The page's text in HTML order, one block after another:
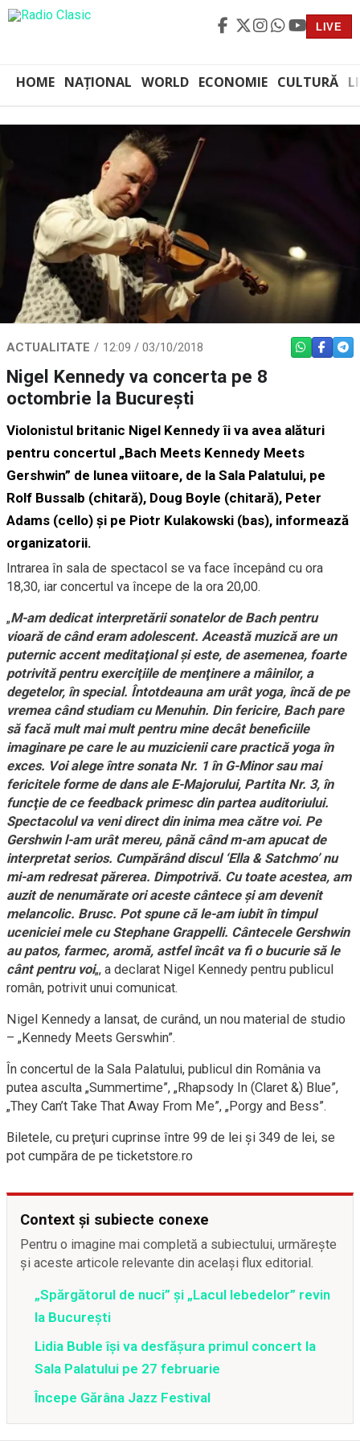
LIVE
HOME NAȚIONAL WORLD ECONOMIE CULTURĂ
ACTUALITATE 12:09 / 03/10/2018 WHATSAPP
Nigel Kennedy va concerta pe 8
octombrie la Bucureşti
Violonistul britanic Nigel Kennedy îi va avea alături
pentru concertul „Bach Meets Kennedy Meets
Gershwin” de lunea viitoare, de la Sala Palatului, pe
Rolf Bussalb (chitară), Doug Boyle (chitară), Peter
Adams (cello) şi pe Piotr Kulakowski (bas), informează
organizatorii.
Intrarea în sala de spectacol se va face începând cu ora
18,30, iar concertul va începe de la ora 20,00.
„M-am dedicat interpretării sonatelor de Bach pentru
vioară de când eram adolescent. Această muzică are un
puternic accent meditaţional şi este, de asemenea, foarte
potrivită pentru exerciţiile de menţinere a mâinilor, a
degetelor, în special. Întotdeauna am urât yoga, încă de pe
vremea când studiam cu Menuhin. Din fericire, Bach pare
să facă mult mai mult pentru mine decât beneficiile
imaginare pe care le au muzicienii care practică yoga în
exces. Voi alege între sonata Nr. 1 în G-Minor sau mai
fericitele forme de dans ale E-Majorului, Partita Nr. 3, în
funcţie de ce feedback primesc din partea auditoriului.
Spectacolul va veni direct din inima mea către voi. Pe
Gershwin l-am urât mereu, până când m-am apucat de
interpretat serios. Cumpărând discul ‘Ella & Satchmo’ nu
mi-am redresat părerea. Dimpotrivă. Cu toate acestea, am
auzit de nenumărate ori aceste cântece şi am devenit
melancolic. Brusc. Pot spune că le-am iubit în timpul
uceniciei mele cu Stephane Grappelli. Cântecele Gershwin
au patos, farmec, aromă, astfel încât va fi o bucurie să le
cânt pentru voi„, a declarat Nigel Kennedy pentru publicul
român, potrivit unui comunicat.
Nigel Kennedy a lansat, de curând, un nou material de studio
– „Kennedy Meets Gerswhin”.
În concertul de la Sala Palatului, publicul din România va
putea asculta „Summertime”, „Rhapsody In (Claret &) Blue”,
„They Can’t Take That Away From Me”, „Porgy and Bess”.
Biletele, cu preţuri cuprinse între 99 de lei şi 349 de lei, se
pot cumpăra de pe ticketstore.ro
Context și subiecte conexe
Pentru o imagine mai completă a subiectului, urmărește
și aceste articole relevante din același flux editorial.
„Spărgătorul de nuci” și „Lacul lebedelor” revin
la București
Lidia Buble își va desfășura primul concert la
Sala Palatului pe 27 februarie
Începe Gărâna Jazz Festival